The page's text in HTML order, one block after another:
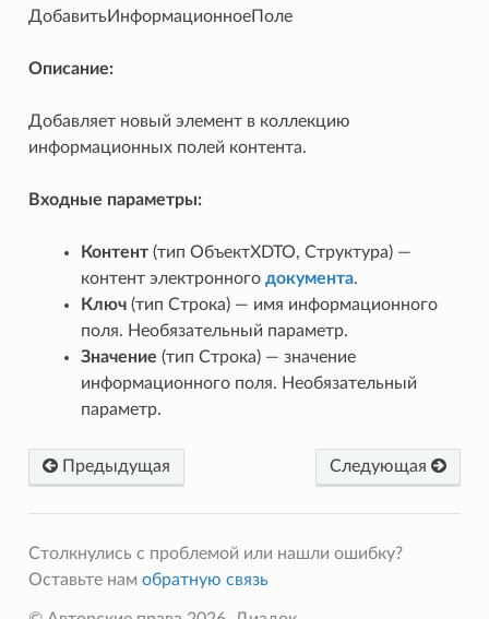
ДобавитьИнформационноеПоле
Описание:
Добавляет новый элемент в коллекцию
информационных полей контента.
Входные параметры:
Контент(тип ОбъектXDTO, Структура) —
контент электронного документа.
Ключ(тип Строка) — имя информационного
поля. Необязательный параметр.
Значение (тип Строка) — значение
информационного поля. Необязательный
параметр.
Предыдущая Следующая
Столкнулись с проблемой или нашли ошибку?
Оставьте нам обратную связь